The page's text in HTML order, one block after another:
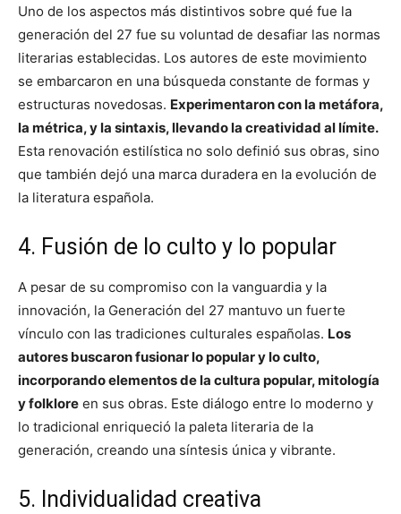
Uno de los aspectos más distintivos sobre qué fue la
generación del 27 fue su voluntad de desafiar las normas
literarias establecidas. Los autores de este movimiento
se embarcaron en una búsqueda constante de formas y
estructuras novedosas. Experimentaron con la metáfora,
la métrica, y la sintaxis, llevando la creatividad al límite.
Esta renovación estilística no solo definió sus obras, sino
que también dejó una marca duradera en la evolución de
la literatura española.
4. Fusión de lo culto y lo popular
A pesar de su compromiso con la vanguardia y la
innovación, la Generación del 27 mantuvo un fuerte
vínculo con las tradiciones culturales españolas. Los
autores buscaron fusionar lo popular y lo culto,
incorporando elementos de la cultura popular, mitología
y folklore en sus obras. Este diálogo entre lo moderno y
lo tradicional enriqueció la paleta literaria de la
generación, creando una síntesis única y vibrante.
5. Individualidad creativa